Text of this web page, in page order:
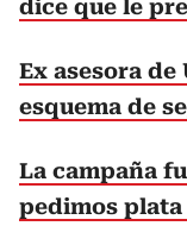
dice que le
Ex asesora
esquema de
La campaña
pedimos